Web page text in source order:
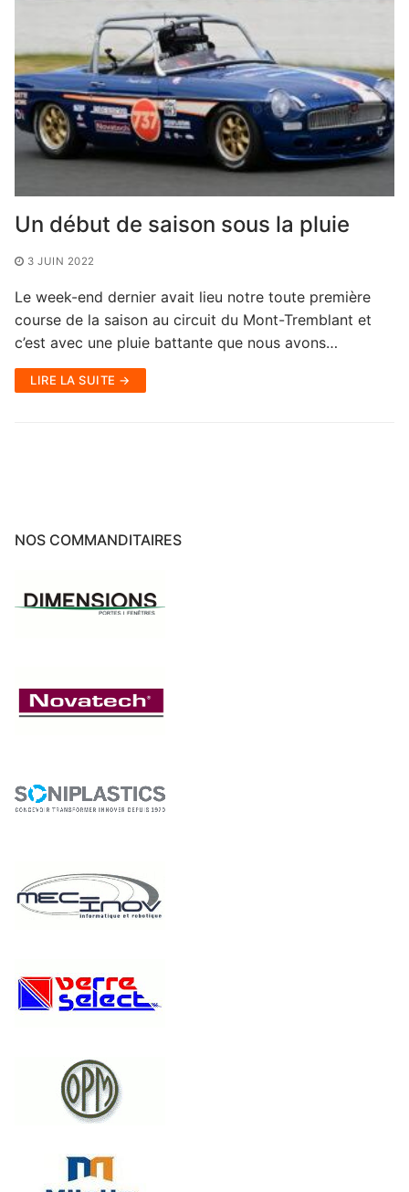
Un début de saison sous la pluie
3 JUIN 2022
Le week-end dernier avait lieu notre toute première
course de la saison au circuit du Mont-Tremblant et
c’est avec une pluie battante que nous avons…
LIRE LA SUITE →
NOS COMMANDITAIRES